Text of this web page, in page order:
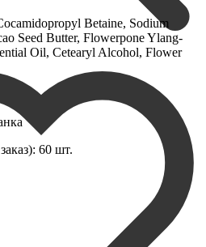
Betaine, Sodium
Seed Butter, Flowerpone Ylang-
Oil, Cetearyl Alcohol, Flower
60 шт.